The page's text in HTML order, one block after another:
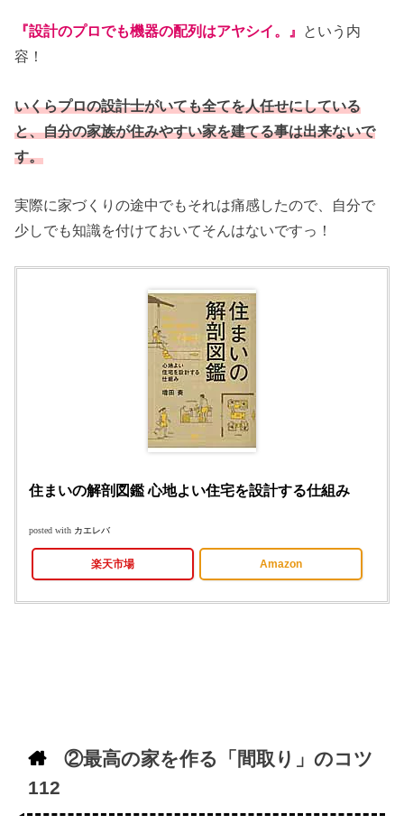
『設計のプロでも機器の配列はアヤシイ。』 という内
容！
いくらプロの設計士がいても全てを人任せにしている
と、自分の家族が住みやすい家を建てる事は出来ないで
す。
実際に家づくりの途中でもそれは痛感したので、自分で
少しでも知識を付けておいてそんはないですっ！
住まいの解剖図鑑 心地よい住宅を設計する仕組み
posted with カエレバ
楽天市場 Amazon
②最高の家を作る「間取り」のコツ
112